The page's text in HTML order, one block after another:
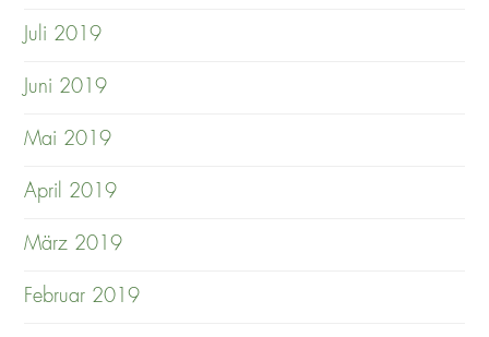
Juli 2019
Juni 2019
Mai 2019
April 2019
März 2019
Februar 2019